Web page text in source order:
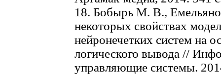
18. Бобырь М. В.,
некоторых свойствах
нейронечетких систем на
логического вывода //
управляющие системы.